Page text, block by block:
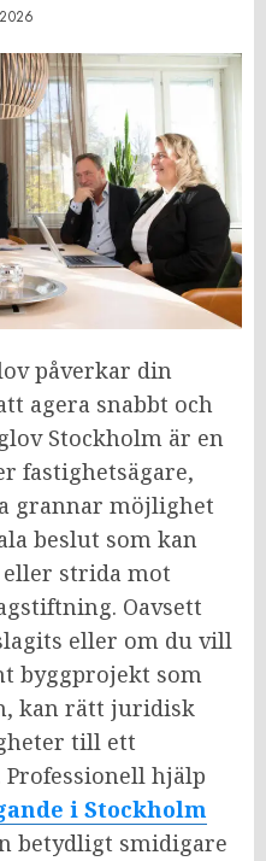
påverkar din
agera snabbt och
Stockholm är en
fastighetsägare,
grannar möjlighet
beslut som kan
strida mot
Oavsett
eller om du vill
byggprojekt som
kan rätt juridisk
till ett
hjälp
i Stockholm
betydligt smidigare